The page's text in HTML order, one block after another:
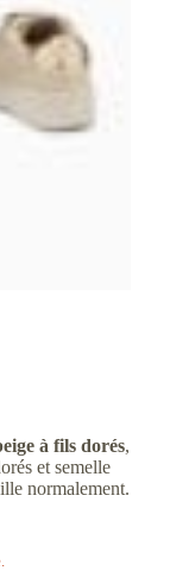
à fils dorés,
et semelle
normalement.